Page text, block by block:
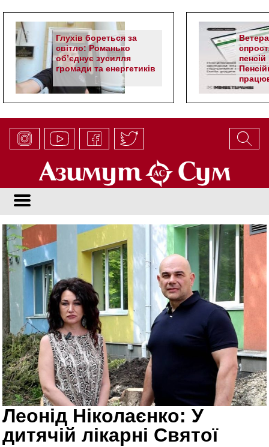
Глухів бореться за
світло: Романько
об’єднує зусилля
громади та енергетиків
Леонід Ніколаєнко: У
дитячій лікарні Святої